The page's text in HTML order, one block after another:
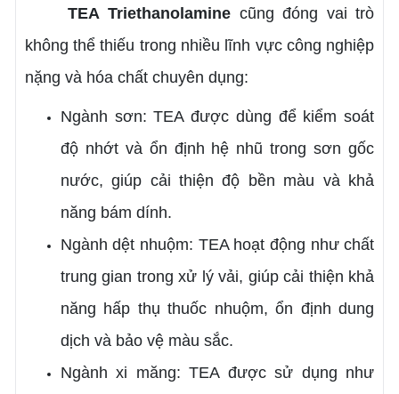
TEATriethanolamine cũng đóng vai trò
không thể thiếu trong nhiều lĩnh vực công nghiệp
nặng và hóa chất chuyên dụng:
Ngành sơn: TEA được dùng để kiểm soát
độ nhớt và ổn định hệ nhũ trong sơn gốc
nước, giúp cải thiện độ bền màu và khả
năng bám dính.
Ngành dệt nhuộm: TEA hoạt động như chất
trung gian trong xử lý vải, giúp cải thiện khả
năng hấp thụ thuốc nhuộm, ổn định dung
dịch và bảo vệ màu sắc.
Ngành xi măng: TEA được sử dụng như